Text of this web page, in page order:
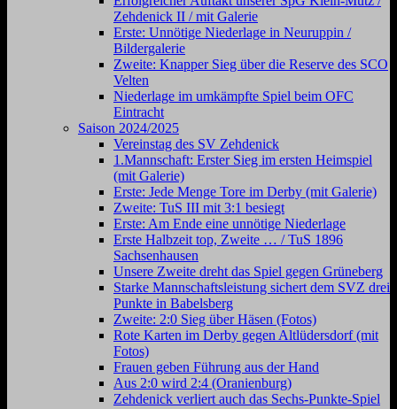
Zehdenick II / mit Galerie
Erste: Unnötige Niederlage in Neuruppin /
Bildergalerie
Zweite: Knapper Sieg über die Reserve des SCO
Velten
Niederlage im umkämpfte Spiel beim OFC
Eintracht
Saison 2024/2025
Vereinstag des SV Zehdenick
1.Mannschaft: Erster Sieg im ersten Heimspiel
(mit Galerie)
Erste: Jede Menge Tore im Derby (mit Galerie)
Zweite: TuS III mit 3:1 besiegt
Erste: Am Ende eine unnötige Niederlage
Erste Halbzeit top, Zweite … / TuS 1896
Sachsenhausen
Unsere Zweite dreht das Spiel gegen Grüneberg
Starke Mannschaftsleistung sichert dem SVZ drei
Punkte in Babelsberg
Zweite: 2:0 Sieg über Häsen (Fotos)
Rote Karten im Derby gegen Altlüdersdorf (mit
Fotos)
Frauen geben Führung aus der Hand
Aus 2:0 wird 2:4 (Oranienburg)
Zehdenick verliert auch das Sechs-Punkte-Spiel